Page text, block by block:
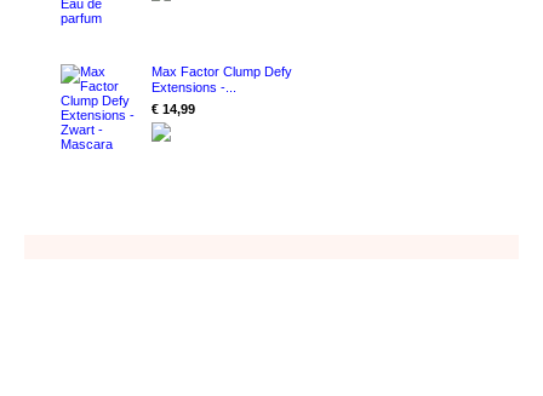
Max Factor Clump Defy
Extensions -...
€ 14,99